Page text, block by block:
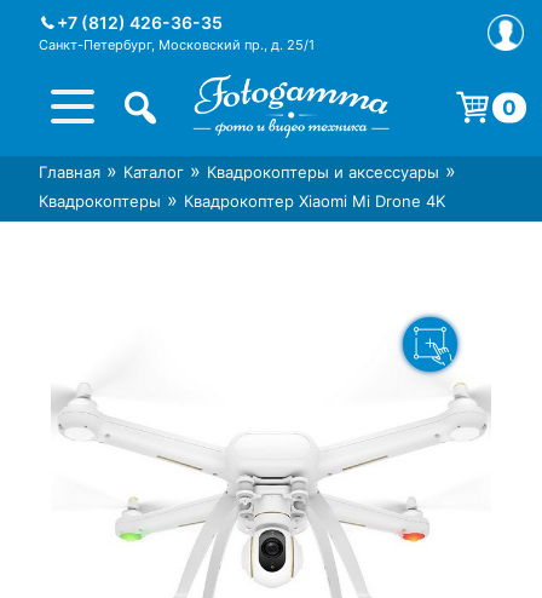
+7 (812) 426-36-35
Санкт-Петербург, Московский пр., д. 25/1
Интернет-магазин фототехники
Foto-Gamma в СПб
Магазин фотоаксессуаров foto-
gamma.ru
0
Корзина пуста.
Главная » Каталог » Квадрокоптеры и аксессуары »
Квадрокоптеры » Квадрокоптер Xiaomi Mi Drone 4K